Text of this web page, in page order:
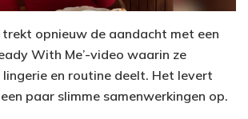
trekt opnieuw de aandacht met een
With Me’-video waarin ze
en routine deelt. Het levert
paar slimme samenwerkingen op.